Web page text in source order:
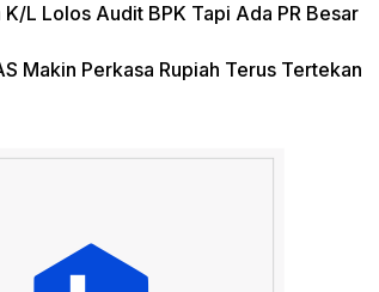
K/L Lolos Audit BPK Tapi Ada PR Besar
Makin Perkasa Rupiah Terus Tertekan